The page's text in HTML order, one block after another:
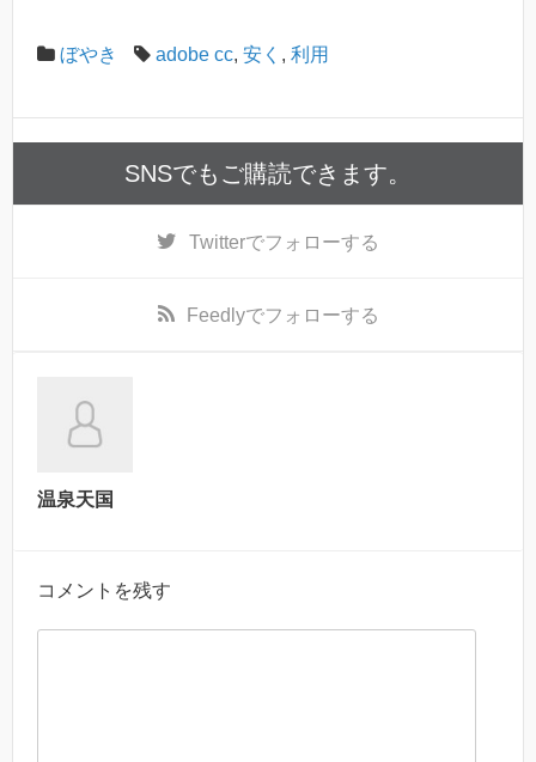
ぼやき adobe cc, 安く , 利用
SNSでもご購読できます。
Twitterでフォローする
Feedlyでフォローする
温泉天国
コメントを残す